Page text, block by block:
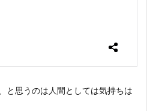
と思うのは人間としては気持ちは